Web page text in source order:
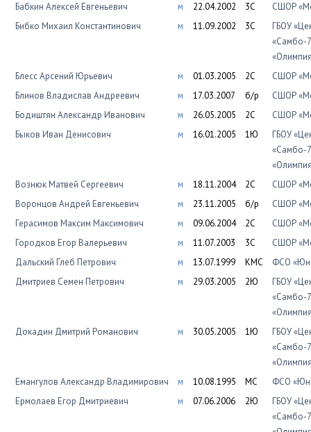
Бабкин Алексей Евгеньевич
м 22.04.2002 3С
СШОР
Бибко Михаил Константинович
м 11.09.2002 3С
ГБОУ
«Самбо-
Блесс Арсений Юрьевич
м 01.03.2005 2С
СШОР
Блинов Владислав Андреевич
м 17.03.2007 б/р
СШОР
Бодиштян Александр Иванович
м 26.05.2005 2С
СШОР
Быков Иван Денисович
м 16.01.2005 1Ю
ГБОУ
«Самбо-
Вознюк Матвей Сергеевич
м 18.11.2004 2С
СШОР
Воронцов Андрей Евгеньевич
м 23.11.2005 б/р
СШОР
Герасимов Максим Максимович
м 09.06.2004 2С
СШОР
Городков Егор Валерьевич
м 11.07.2003 3С
СШОР
Дальский Глеб Петрович
м 13.07.1999 КМС
ФСО
Дмитриев Семен Петрович
м 29.03.2005 2Ю
ГБОУ
«Самбо-
Докадин Дмитрий Романович
м 30.05.2005 1Ю
ГБОУ
«Самбо-
Емангулов Александр Владимирович
м 10.08.1995 МС
ФСО
Ермолаев Егор Дмитриевич
м 07.06.2006 2Ю
ГБОУ
«Самбо-